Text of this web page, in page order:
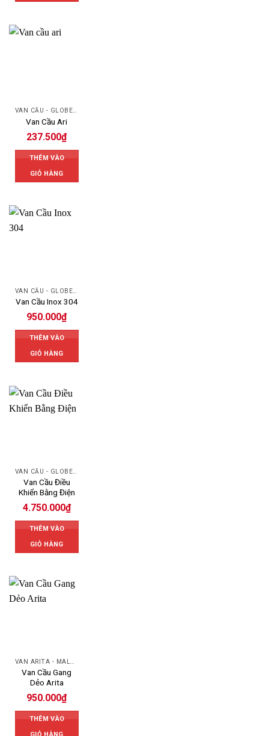
VAN CẦU - GLOBE VALVE
Van Cầu Ari
237.500₫
THÊM VÀO
GIỎ HÀNG
Van Cầu Inox 304
950.000₫
THÊM VÀO
GIỎ HÀNG
Van Cầu Điều
Khiển Bằng Điện
4.750.000₫
THÊM VÀO
GIỎ HÀNG
Van Cầu Gang
Dẻo Arita
950.000₫
THÊM VÀO
GIỎ HÀNG